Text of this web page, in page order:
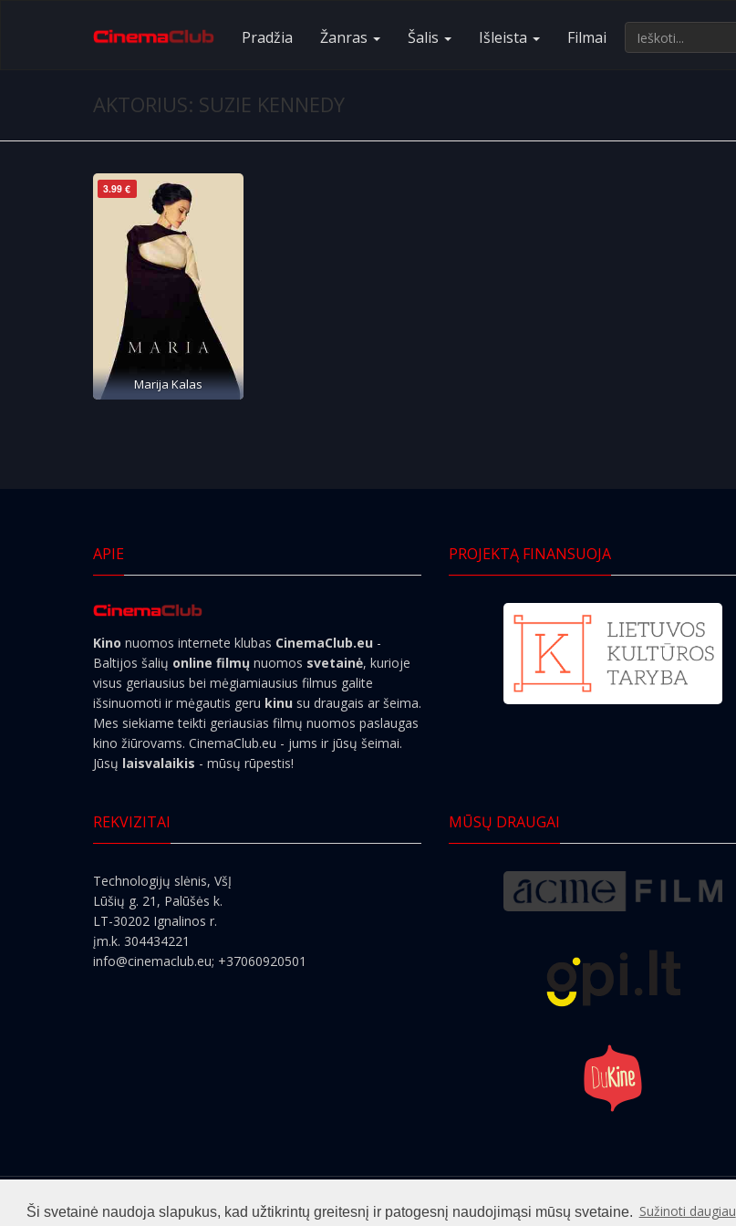
Ši svetainė naudoja slapukus, kad užtikrintų greitesnį ir patogesnį naudojimąsi mūsų svetaine. Sužinoti daugiau
Pradžia Žanras Šalis Išleista Filmai
AKTORIUS: SUZIE KENNEDY
3.99 €
Marija Kalas
APIE
Kino nuomos internete klubas CinemaClub.eu -
Baltijos šalių online filmų nuomos svetainė, kurioje
visus geriausius bei mėgiamiausius filmus galite
išsinuomoti ir mėgautis geru kinu su draugais ar šeima.
Mes siekiame teikti geriausias filmų nuomos paslaugas
kino žiūrovams. CinemaClub.eu - jums ir jūsų šeimai.
Jūsų laisvalaikis - mūsų rūpestis!
PROJEKTĄ FINANSUOJA
REKVIZITAI
Technologijų slėnis, VšĮ
Lūšių g. 21, Palūšės k.
LT-30202 Ignalinos r.
įm.k. 304434221
info@cinemaclub.eu; +37060920501
MŪSŲ DRAUGAI
Visos teisės saugomos ©2026cinemaclub.lt info@cinemaclub.lt